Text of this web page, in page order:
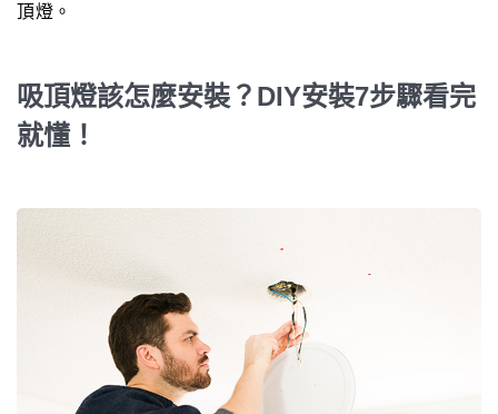
頂燈。
吸頂燈該怎麼安裝？DIY安裝7步驟看完
就懂！